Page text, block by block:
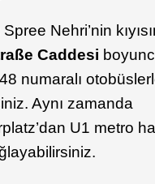
Spree Nehri’nin
Caddesi
numaralı
Aynı zamanda
U1 metro